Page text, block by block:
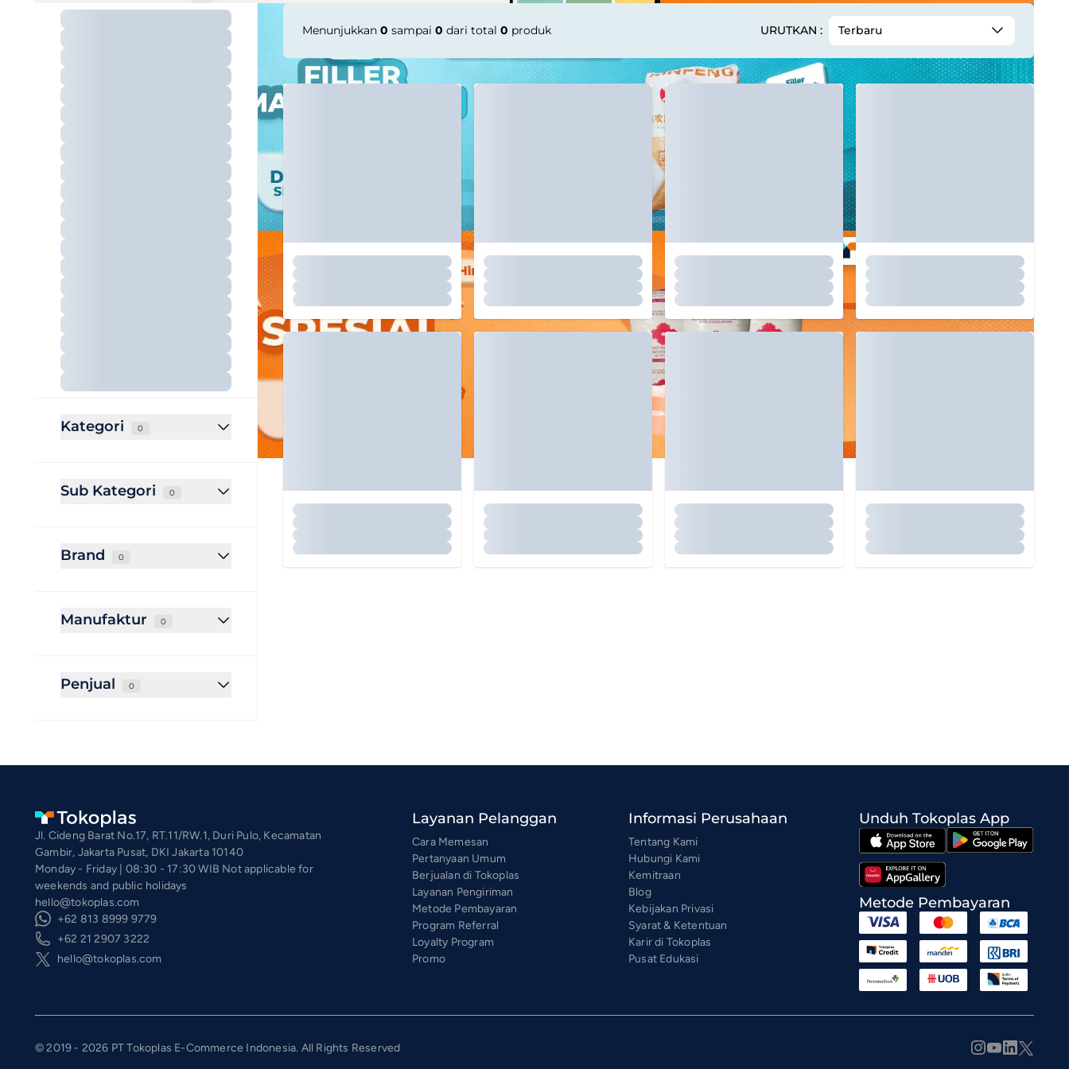
Kategori 0
Sub Kategori 0
Brand 0
Manufaktur 0
Penjual 0
Menunjukkan 0 sampai 0 dari total 0 produk URUTKAN : Terbaru
Jl. Cideng Barat No.17, RT.11/RW.1, Duri Pulo, Kecamatan
Gambir, Jakarta Pusat, DKI Jakarta 10140
Monday - Friday | 08:30 - 17:30 WIB Not applicable for
weekends and public holidays
hello@tokoplas.com
+62 813 8999 9779
+62 21 2907 3222
hello@tokoplas.com
Layanan Pelanggan
Cara Memesan
Pertanyaan Umum
Berjualan di Tokoplas
Layanan Pengiriman
Metode Pembayaran
Program Referral
Loyalty Program
Promo
Informasi Perusahaan
Tentang Kami
Hubungi Kami
Kemitraan
Blog
Kebijakan Privasi
Syarat & Ketentuan
Karir di Tokoplas
Pusat Edukasi
Unduh Tokoplas App
Metode Pembayaran
© 2019 - 2026 PT Tokoplas E-Commerce Indonesia. All Rights Reserved